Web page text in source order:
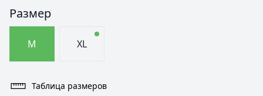
Размер
M XL
Таблица размеров